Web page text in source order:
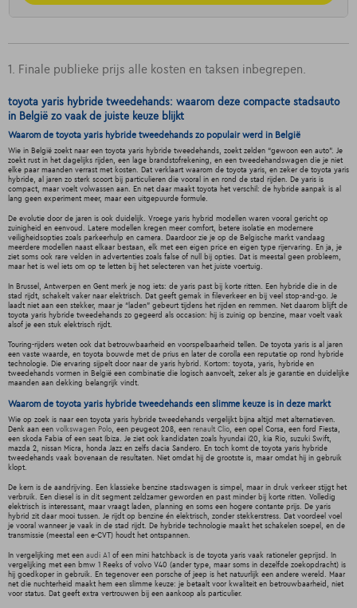
1. Finale publieke prijs alle kosten en taksen inbegrepen.
toyota yaris hybride tweedehands: waarom deze compacte stadsauto
in België zo vaak de juiste keuze blijkt
Waarom de toyota yaris hybride tweedehands zo populair werd in België
Wie in België zoekt naar een toyota yaris hybride tweedehands, zoekt zelden “gewoon een auto”. Je
zoekt rust in het dagelijks rijden, een lage brandstofrekening, en een tweedehandswagen die je niet
elke paar maanden verrast met kosten. Dat verklaart waarom de toyota yaris, en zeker de toyota yaris
hybride, al jaren zo sterk scoort bij particulieren die vooral in en rond de stad rijden. De yaris is
compact, maar voelt volwassen aan. En net daar maakt toyota het verschil: de hybride aanpak is al
lang geen experiment meer, maar een uitgepuurde formule.
De evolutie door de jaren is ook duidelijk. Vroege yaris hybrid modellen waren vooral gericht op
zuinigheid en eenvoud. Latere modellen kregen meer comfort, betere isolatie en modernere
veiligheidsopties zoals parkeerhulp en camera. Daardoor zie je op de Belgische markt vandaag
meerdere modellen naast elkaar bestaan, elk met een eigen price en eigen type rijervaring. En ja, je
ziet soms ook rare velden in advertenties zoals false of null bij opties. Dat is meestal geen probleem,
maar het is wel iets om op te letten bij het selecteren van het juiste voertuig.
In Brussel, Antwerpen en Gent merk je nog iets: de yaris past bij korte ritten. Een hybride die in de
stad rijdt, schakelt vaker naar elektrisch. Dat geeft gemak in fileverkeer en bij veel stop-and-go. Je
laadt niet aan een stekker, maar je “laden” gebeurt tijdens het rijden en remmen. Net daarom blijft de
toyota yaris hybride tweedehands zo gegeerd als occasion: hij is zuinig op benzine, maar voelt vaak
alsof je een stuk elektrisch rijdt.
Touring-rijders weten ook dat betrouwbaarheid en voorspelbaarheid tellen. De toyota yaris is al jaren
een vaste waarde, en toyota bouwde met de prius en later de corolla een reputatie op rond hybride
technologie. Die ervaring sijpelt door naar de yaris hybrid. Kortom: toyota, yaris, hybride en
tweedehands vormen in België een combinatie die logisch aanvoelt, zeker als je garantie en duidelijke
maanden aan dekking belangrijk vindt.
Waarom de toyota yaris hybride tweedehands een slimme keuze is in deze markt
Wie op zoek is naar een toyota yaris hybride tweedehands vergelijkt bijna altijd met alternatieven.
Denk aan een volkswagen Polo, een peugeot 208, een renault Clio, een opel Corsa, een ford Fiesta,
een skoda Fabia of een seat Ibiza. Je ziet ook kandidaten zoals hyundai i20, kia Rio, suzuki Swift,
mazda 2, nissan Micra, honda Jazz en zelfs dacia Sandero. En toch komt de toyota yaris hybride
tweedehands vaak bovenaan de resultaten. Niet omdat hij de grootste is, maar omdat hij in gebruik
klopt.
De kern is de aandrijving. Een klassieke benzine stadswagen is simpel, maar in druk verkeer stijgt het
verbruik. Een diesel is in dit segment zeldzamer geworden en past minder bij korte ritten. Volledig
elektrisch is interessant, maar vraagt laden, planning en soms een hogere contante prijs. De yaris
hybrid zit daar mooi tussen. Je rijdt op benzine én elektrisch, zonder stekkerstress. Dat voordeel voel
je vooral wanneer je vaak in de stad rijdt. De hybride technologie maakt het schakelen soepel, en de
transmissie (meestal een e-CVT) houdt het ontspannen.
In vergelijking met een audi A1 of een mini hatchback is de toyota yaris vaak rationeler geprijsd. In
vergelijking met een bmw 1 Reeks of volvo V40 (ander type, maar soms in dezelfde zoekopdracht) is
hij goedkoper in gebruik. En tegenover een porsche of jeep is het natuurlijk een andere wereld. Maar
net die nuchterheid maakt hem een slimme keuze: je betaalt voor kwaliteit en betrouwbaarheid, niet
voor status. Dat geeft extra vertrouwen bij een aankoop als particulier.